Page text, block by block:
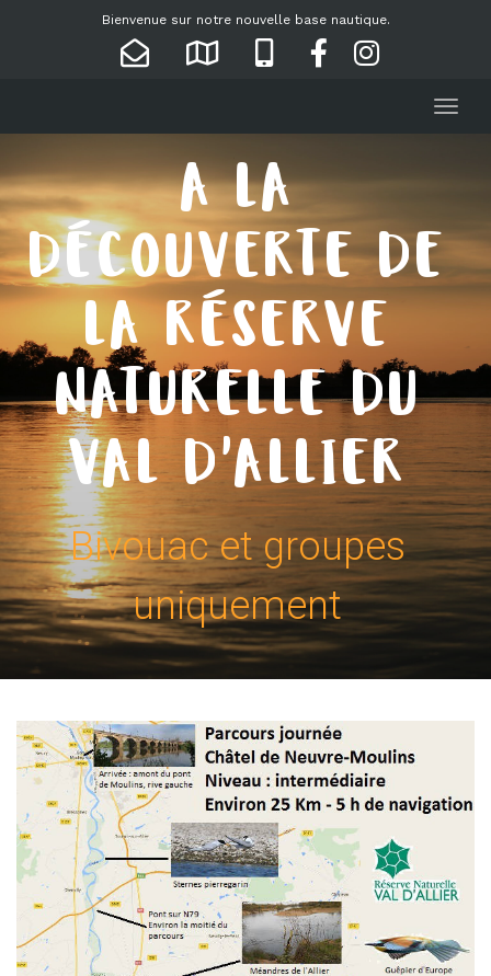
Bienvenue sur notre nouvelle base nautique.
A LA
DÉCOUVERTE DE
LA RÉSERVE
NATURELLE DU
VAL D'ALLIER
Bivouac et groupes
uniquement